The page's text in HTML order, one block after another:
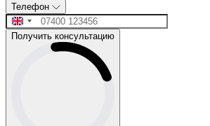
Телефон
Получить консультацию